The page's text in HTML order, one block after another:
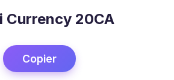
Currency 20CA
Copier